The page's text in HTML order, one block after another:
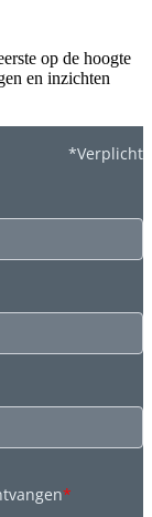
op de hoogte
en inzichten
*Verplicht
*